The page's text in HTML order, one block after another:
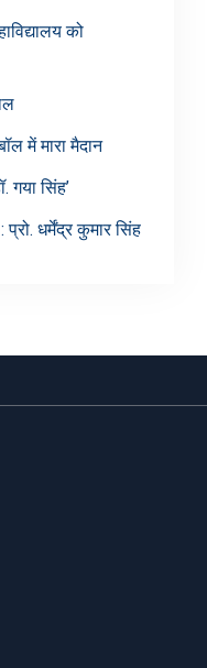
को
में मारा मैदान
गया सिंह’
प्रो. धर्मेंद्र कुमार सिंह